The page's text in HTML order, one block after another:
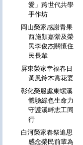
愛」跨世代共學
手作坊
岡山榮家感謝青果
西施顏嘉縈及榮
民李俊杰關懷住
民長輩
屏東榮家幸福春日
黃風鈴木賞花宴
彰化榮服處東螺溪
體驗綠色生命力
守護溪畔志工同
行
白河榮家春祭追思
感念榮民前輩為